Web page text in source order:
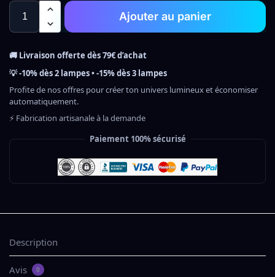
Ajouter au panier
🚚 Livraison offerte dès 79€ d’achat
💡 -10% dès 2 lampes • -15% dès 3 lampes
Profite de nos offres pour créer ton univers lumineux et économiser
automatiquement.
⚡ Fabrication artisanale à la demande
Paiement 100% sécurisé
Description
Avis 0